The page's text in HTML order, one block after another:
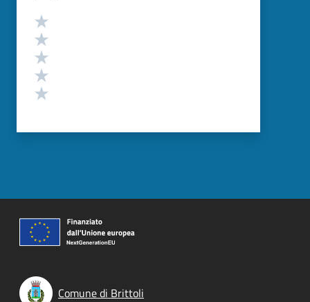
Valutazione
Comune di Brittoli